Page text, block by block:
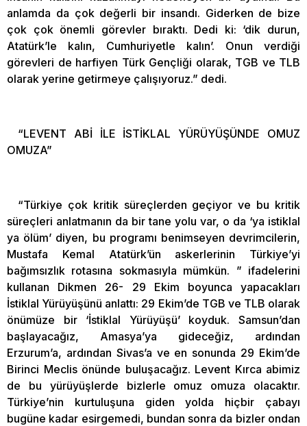
anlamda da çok değerli bir insandı. Giderken de bize
çok çok önemli görevler bıraktı. Dedi ki: ‘dik durun,
Atatürk’le kalın, Cumhuriyetle kalın’. Onun verdiği
görevleri de harfiyen Türk Gençliği olarak, TGB ve TLB
olarak yerine getirmeye çalışıyoruz.” dedi.
“LEVENT ABİ İLE İSTİKLAL YÜRÜYÜŞÜNDE OMUZ
OMUZA”
“Türkiye çok kritik süreçlerden geçiyor ve bu kritik
süreçleri anlatmanın da bir tane yolu var, o da ‘ya istiklal
ya ölüm’ diyen, bu programı benimseyen devrimcilerin,
Mustafa Kemal Atatürk’ün askerlerinin Türkiye’yi
bağımsızlık rotasına sokmasıyla mümkün. ” ifadelerini
kullanan Dikmen 26- 29 Ekim boyunca yapacakları
İstiklal Yürüyüşünü anlattı: 29 Ekim’de TGB ve TLB olarak
önümüze bir ‘İstiklal Yürüyüşü’ koyduk. Samsun’dan
başlayacağız, Amasya’ya gideceğiz, ardından
Erzurum’a, ardından Sivas’a ve en sonunda 29 Ekim’de
Birinci Meclis önünde buluşacağız. Levent Kırca abimiz
de bu yürüyüşlerde bizlerle omuz omuza olacaktır.
Türkiye’nin kurtuluşuna giden yolda hiçbir çabayı
bugüne kadar esirgemedi, bundan sonra da bizler ondan